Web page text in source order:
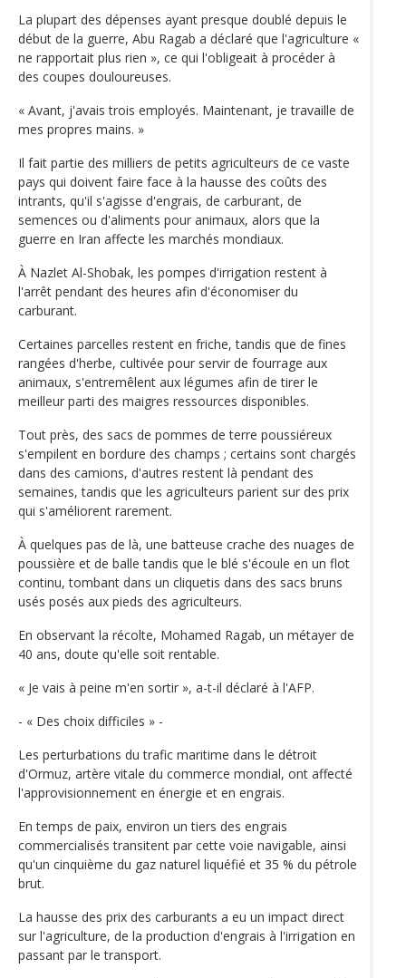
La plupart des dépenses ayant presque doublé depuis le
début de la guerre, Abu Ragab a déclaré que l'agriculture «
ne rapportait plus rien », ce qui l'obligeait à procéder à
des coupes douloureuses.
« Avant, j'avais trois employés. Maintenant, je travaille de
mes propres mains. »
Il fait partie des milliers de petits agriculteurs de ce vaste
pays qui doivent faire face à la hausse des coûts des
intrants, qu'il s'agisse d'engrais, de carburant, de
semences ou d'aliments pour animaux, alors que la
guerre en Iran affecte les marchés mondiaux.
À Nazlet Al-Shobak, les pompes d'irrigation restent à
l'arrêt pendant des heures afin d'économiser du
carburant.
Certaines parcelles restent en friche, tandis que de fines
rangées d'herbe, cultivée pour servir de fourrage aux
animaux, s'entremêlent aux légumes afin de tirer le
meilleur parti des maigres ressources disponibles.
Tout près, des sacs de pommes de terre poussiéreux
s'empilent en bordure des champs ; certains sont chargés
dans des camions, d'autres restent là pendant des
semaines, tandis que les agriculteurs parient sur des prix
qui s'améliorent rarement.
À quelques pas de là, une batteuse crache des nuages de
poussière et de balle tandis que le blé s'écoule en un flot
continu, tombant dans un cliquetis dans des sacs bruns
usés posés aux pieds des agriculteurs.
En observant la récolte, Mohamed Ragab, un métayer de
40 ans, doute qu'elle soit rentable.
« Je vais à peine m'en sortir », a-t-il déclaré à l'AFP.
- « Des choix difficiles » -
Les perturbations du trafic maritime dans le détroit
d'Ormuz, artère vitale du commerce mondial, ont affecté
l'approvisionnement en énergie et en engrais.
En temps de paix, environ un tiers des engrais
commercialisés transitent par cette voie navigable, ainsi
qu'un cinquième du gaz naturel liquéfié et 35 % du pétrole
brut.
La hausse des prix des carburants a eu un impact direct
sur l'agriculture, de la production d'engrais à l'irrigation en
passant par le transport.